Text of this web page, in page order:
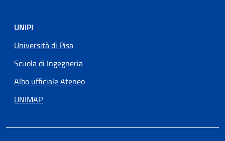
UNIPI
Università di Pisa
Scuola di Ingegneria
Albo ufficiale Ateneo
UNIMAP